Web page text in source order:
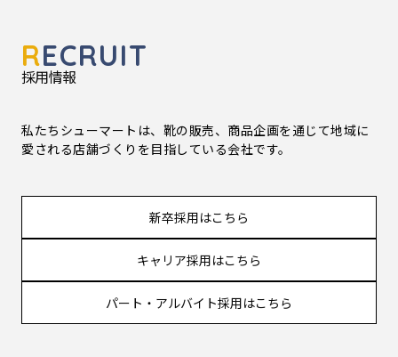
RECRUIT
採用情報
私たちシューマートは、靴の販売、商品企画を通じて地域に
愛される店舗づくりを目指している会社です。
新卒採用はこちら
キャリア採用はこちら
パート・アルバイト採用はこちら